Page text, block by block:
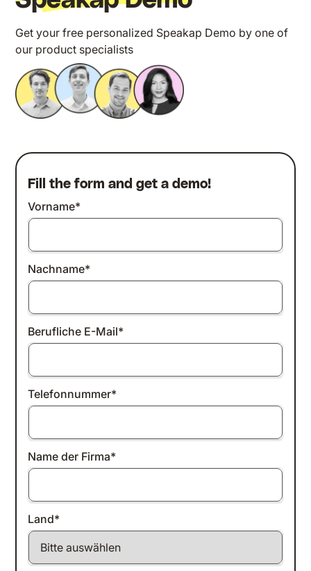
Get your free personalized Speakap Demo by one of
our product specialists
Fill the form and get a demo!
Vorname*
Nachname*
Berufliche E-Mail*
Telefonnummer*
Name der Firma*
Land*